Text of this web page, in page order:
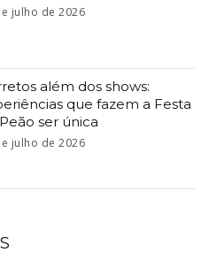
julho de 2026
além dos shows:
que fazem a Festa
ser única
julho de 2026